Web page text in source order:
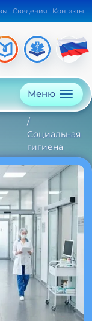
Сведения Контакты
Меню
Социальная
гигиена